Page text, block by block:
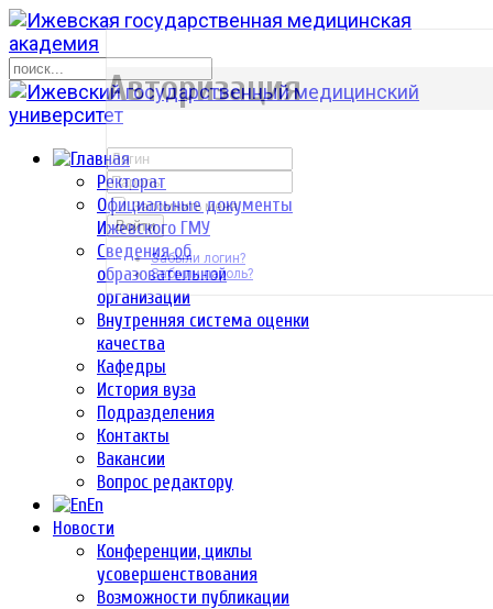
Ректорат
Официальные документы
Ижевского ГМУ
Сведения об
образовательной
организации
Внутренняя система оценки
качества
Кафедры
История вуза
Подразделения
Контакты
Вакансии
Вопрос редактору
En
Новости
Конференции, циклы
усовершенствования
Возможности публикации
р
Авторизация
Запомнить меня
Войти
Забыли логин?
Забыли пароль?